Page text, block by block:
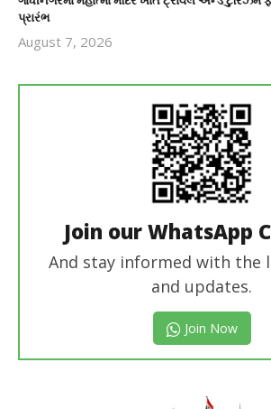
પ્રારંભ
August 7, 2026
Join our WhatsApp
And stay informed with the
and updates.
Join Now